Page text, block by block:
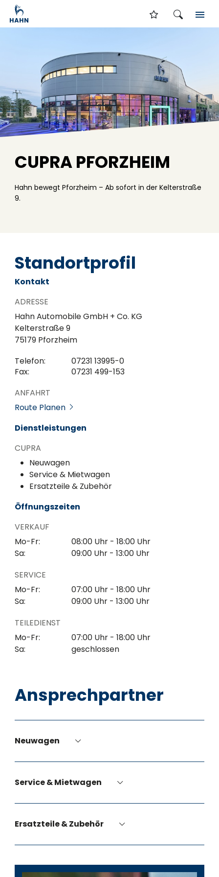
CUPRA PFORZHEIM
Hahn bewegt Pforzheim – Ab sofort in der Kelterstraße
9.
Standortprofil
Kontakt
ADRESSE
Hahn Automobile GmbH + Co. KG
Kelterstraße 9
75179 Pforzheim
Telefon:
07231 13995-0
Fax:
07231 499-153
ANFAHRT
Route Planen
Dienstleistungen
CUPRA
Neuwagen
Service & Mietwagen
Ersatzteile & Zubehör
Öffnungszeiten
VERKAUF
Mo-Fr:
08:00 Uhr - 18:00 Uhr
Sa:
09:00 Uhr - 13:00 Uhr
SERVICE
Mo-Fr:
07:00 Uhr - 18:00 Uhr
Sa:
09:00 Uhr - 13:00 Uhr
TEILEDIENST
Mo-Fr:
07:00 Uhr - 18:00 Uhr
Sa:
geschlossen
Ansprechpartner
Neuwagen
Service & Mietwagen
Ersatzteile & Zubehör